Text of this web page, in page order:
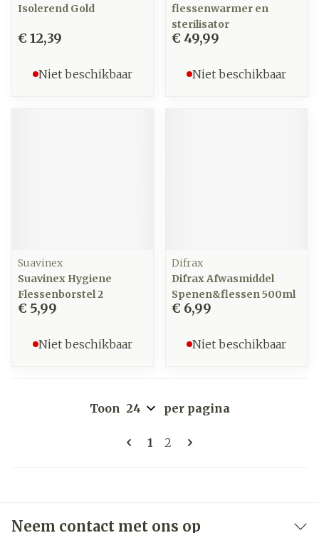
Isolerend Gold
€ 12,39
Niet beschikbaar
flessenwarmer en
sterilisator
€ 49,99
Niet beschikbaar
Suavinex
Suavinex Hygiene
Flessenborstel 2
€ 5,99
Niet beschikbaar
Difrax
Difrax Afwasmiddel
Spenen&flessen 500ml
€ 6,99
Niet beschikbaar
Pagina's
U lees momenteel pagina
1 Pagina
2
Toon per pagina
Neem contact met ons op